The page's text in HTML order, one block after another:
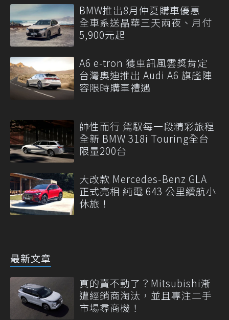
BMW推出8月仲夏購車優惠
全車系送晶華三天兩夜、月付
5,900元起
A6 e-tron 獲車訊風雲獎肯定
台灣奧迪推出 Audi A6 旗艦陣
容限時購車禮遇
帥性而行 駕馭每一段精彩旅程
全新 BMW 318i Touring全台
限量200台
大改款 Mercedes-Benz GLA
正式亮相 純電 643 公里續航小
休旅！
最新文章
真的賣不動了？Mitsubishi漸
遭經銷商淘汰，並且專注二手
市場尋商機！